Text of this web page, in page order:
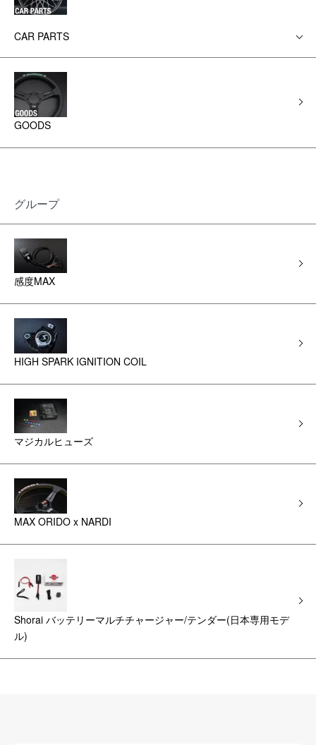
CAR PARTS
GOODS
グループ
感度MAX
HIGH SPARK IGNITION COIL
マジカルヒューズ
MAX ORIDO x NARDI
Shorai バッテリーマルチチャージャー/テンダー(日本専用モデ
ル)